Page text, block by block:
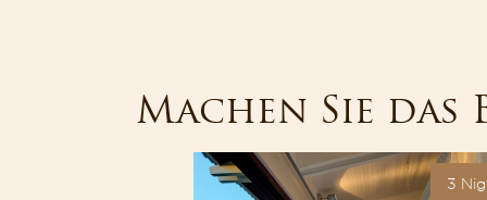
Machen Sie
3